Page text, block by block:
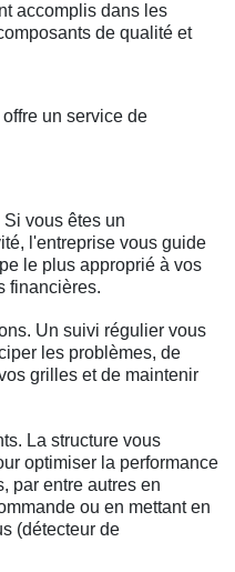
accomplis dans les
de qualité et
un service de
vous êtes un
l'entreprise vous guide
le plus approprié à vos
financières.
Un suivi régulier vous
les problèmes, de
grilles et de maintenir
La structure vous
optimiser la performance
par entre autres en
ou en mettant en
(détecteur de